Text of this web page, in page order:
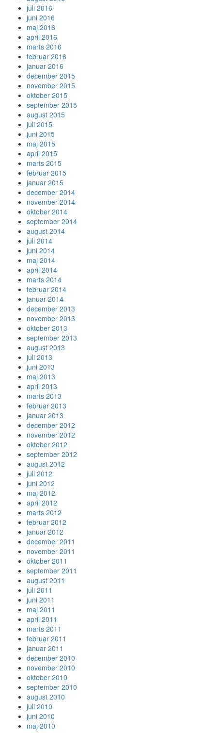
juli 2016
juni 2016
maj 2016
april 2016
marts 2016
februar 2016
januar 2016
december 2015
november 2015
oktober 2015
september 2015
august 2015
juli 2015
juni 2015
maj 2015
april 2015
marts 2015
februar 2015
januar 2015
december 2014
november 2014
oktober 2014
september 2014
august 2014
juli 2014
juni 2014
maj 2014
april 2014
marts 2014
februar 2014
januar 2014
december 2013
november 2013
oktober 2013
september 2013
august 2013
juli 2013
juni 2013
maj 2013
april 2013
marts 2013
februar 2013
januar 2013
december 2012
november 2012
oktober 2012
september 2012
august 2012
juli 2012
juni 2012
maj 2012
april 2012
marts 2012
februar 2012
januar 2012
december 2011
november 2011
oktober 2011
september 2011
august 2011
juli 2011
juni 2011
maj 2011
april 2011
marts 2011
februar 2011
januar 2011
december 2010
november 2010
oktober 2010
september 2010
august 2010
juli 2010
juni 2010
maj 2010